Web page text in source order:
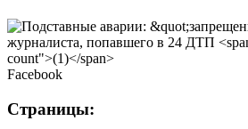
Facebook
Страницы: